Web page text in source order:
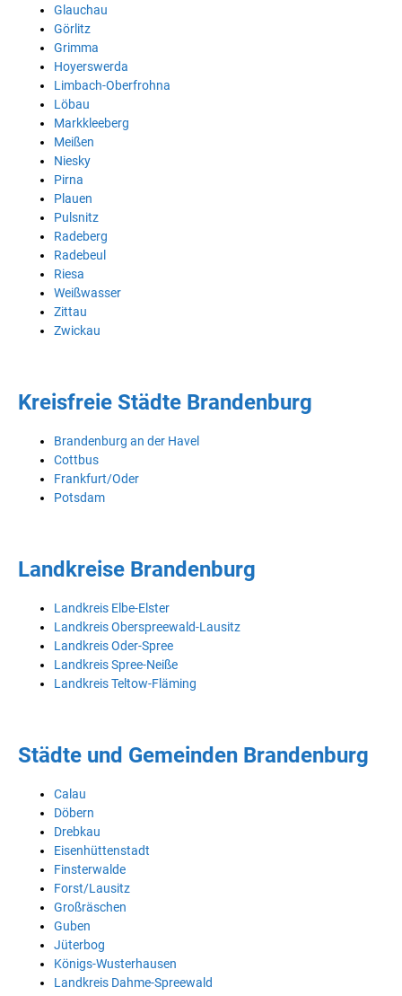
Glauchau
Görlitz
Grimma
Hoyerswerda
Limbach-Oberfrohna
Löbau
Markkleeberg
Meißen
Niesky
Pirna
Plauen
Pulsnitz
Radeberg
Radebeul
Riesa
Weißwasser
Zittau
Zwickau
Kreisfreie Städte Brandenburg
Brandenburg an der Havel
Cottbus
Frankfurt/Oder
Potsdam
Landkreise Brandenburg
Landkreis Elbe-Elster
Landkreis Oberspreewald-Lausitz
Landkreis Oder-Spree
Landkreis Spree-Neiße
Landkreis Teltow-Fläming
Städte und Gemeinden Brandenburg
Calau
Döbern
Drebkau
Eisenhüttenstadt
Finsterwalde
Forst/Lausitz
Großräschen
Guben
Jüterbog
Königs-Wusterhausen
Landkreis Dahme-Spreewald